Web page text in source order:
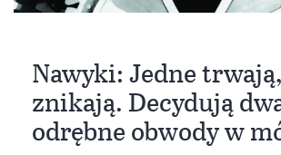
Nawyki: Jedne
znikają. Decydują
odrębne obwody w